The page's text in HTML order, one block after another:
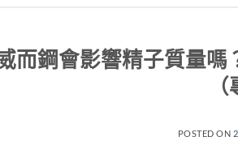
而鋼會影響精子質量
POSTED ON